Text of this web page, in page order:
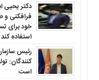
دکتر یحیی
فرافکنی و
خود برای
استفاده کند
رئیس
کنندگان:
است